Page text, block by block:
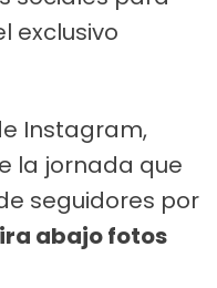
exclusivo
Instagram,
la jornada que
seguidores por
abajo fotos